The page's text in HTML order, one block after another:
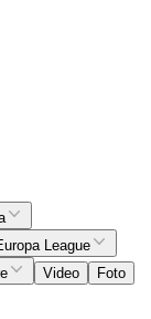
League
Video
Foto